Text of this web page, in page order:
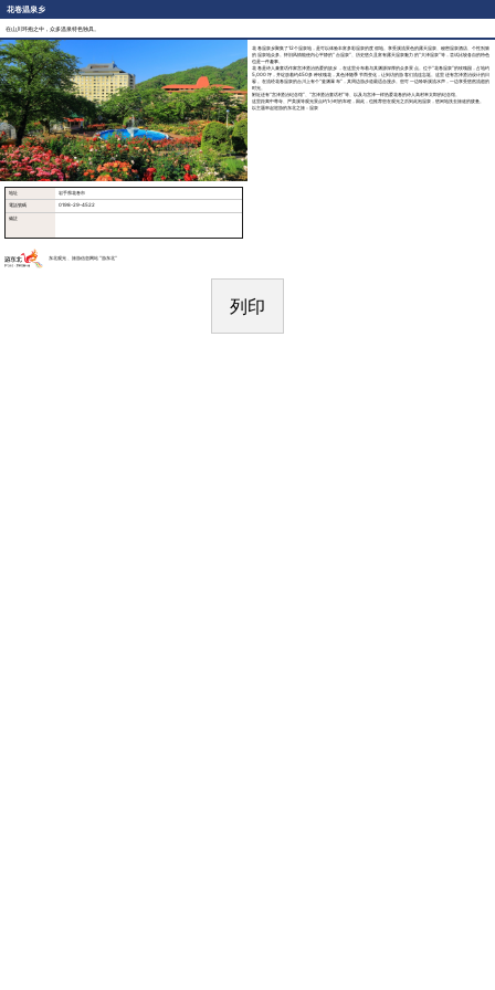
花卷温泉乡
在山川环抱之中，众多温泉特色独具。
花卷温泉乡聚集了12个温泉地，是可以体验丰富多彩温泉的度假地。享受溪流景色的露天温泉、秘密温泉酒店、个性别致
的温泉地众多。怀旧风情能使内心平静的“台温泉”、历史悠久且富有露天温泉魅力的“大泽温泉”等，尝试比较各自的特色
也是一件趣事。
花卷是诗人兼童话作家宫泽贤治热爱的故乡，在这里分布着与其渊源深厚的众多景点。位于“花卷温泉”的玫瑰园，占地约
5,000坪，并绽放着约450多种玫瑰花，其色泽随季节而变化，让到访的游客们流连忘返。这里还有宫泽贤治设计的日
晷。在流经花卷温泉的台川上有个“釜渊瀑布”，其周边游步道最适合漫步。您可一边聆听溪流水声，一边享受悠然流逝的
时光。
附近还有“宫泽贤治纪念馆”、“宫泽贤治童话村”等、以及与宫泽一样热爱花卷的诗人高村幸太郎的纪念馆。
这里距离中尊寺、严美溪等观光景点约1小时的车程，因此，也推荐您在观光之后到此泡温泉，悠闲地洗去旅途的疲惫。
以主题串起巡游的东北之旅：温泉
地址 岩手県花巻市
電話號碼 0198-29-4522
備註
东北观光 、旅游信息网站 “游东北“
列印